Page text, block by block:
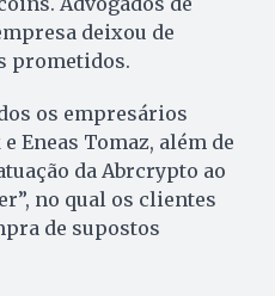
deixou de
prometidos.
os empresários
Eneas Tomaz, além de
da Abrcrypto ao
no qual os clientes
de supostos